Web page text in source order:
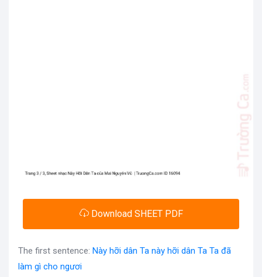
Download SHEET PDF
The first sentence: Này hỡi dân Ta này hỡi dân Ta Ta đã
làm gì cho ngươi